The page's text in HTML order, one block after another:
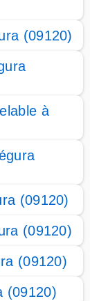
(09120)
à
(09120)
(09120)
(09120)
(09120)